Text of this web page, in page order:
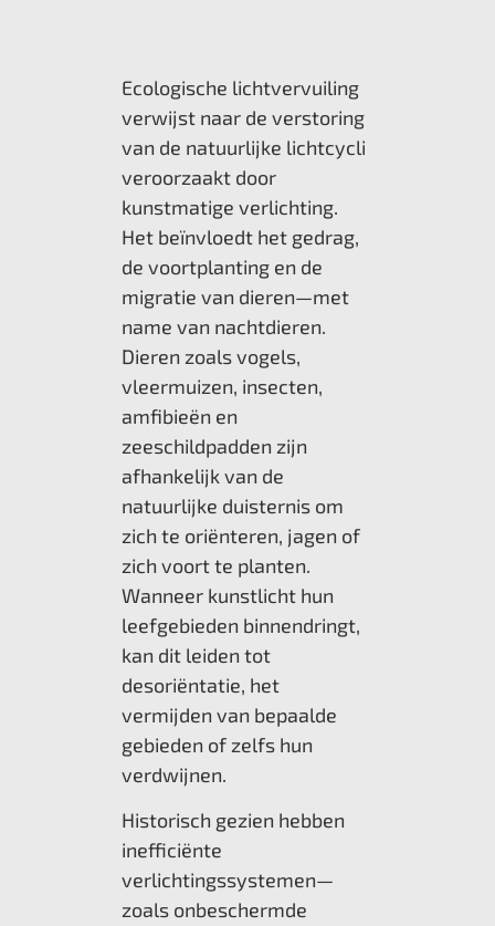
Ecologische lichtvervuiling
verwijst naar de verstoring
van de natuurlijke lichtcycli
veroorzaakt door
kunstmatige verlichting.
Het beïnvloedt het gedrag,
de voortplanting en de
migratie van dieren—met
name van nachtdieren.
Dieren zoals vogels,
vleermuizen, insecten,
amfibieën en
zeeschildpadden zijn
afhankelijk van de
natuurlijke duisternis om
zich te oriënteren, jagen of
zich voort te planten.
Wanneer kunstlicht hun
leefgebieden binnendringt,
kan dit leiden tot
desoriëntatie, het
vermijden van bepaalde
gebieden of zelfs hun
verdwijnen.
Historisch gezien hebben
inefficiënte
verlichtingssystemen—
zoals onbeschermde